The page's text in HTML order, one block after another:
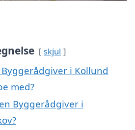
skjul
i Kollund
med?
Byggerådgiver i